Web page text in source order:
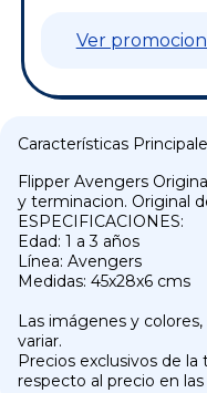
Ver
Características
Flipper Avengers
y terminacion. Original
ESPECIFICACIONES:
Edad: 1 a 3 años
Línea: Avengers
Medidas: 45x28x6 cms
Las imágenes y
variar.
Precios exclusivos de
respecto al precio en las